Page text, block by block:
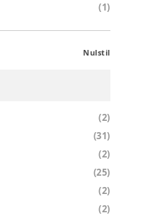
(1)
Nulstil
(2)
(31)
(2)
(25)
(2)
(2)